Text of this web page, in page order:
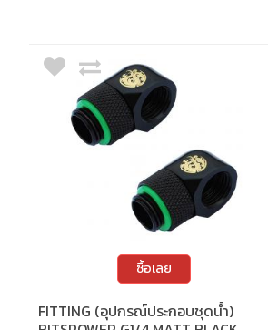
ซื้อเลย
FITTING (อุปกรณ์ประกอบชุดน้ำ)